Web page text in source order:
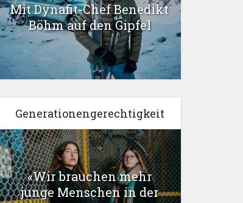
Mit Dynafit-Chef Benedikt
Böhm auf den Gipfel
Generationengerechtigkeit
«Wir brauchen mehr
junge Menschen in der